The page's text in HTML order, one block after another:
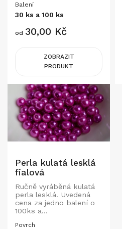
Balení
30 ks a 100 ks
Cena
od 30,00 Kč
ZOBRAZIT
PRODUKT
Perla kulatá lesklá
fialová
Ručně vyráběná kulatá
perla lesklá. Uvedená
cena za jedno balení o
100ks a...
Povrch